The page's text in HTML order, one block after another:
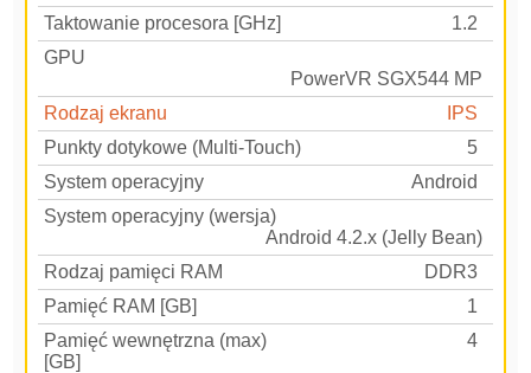
Taktowanie procesora [GHz]
1.2
GPU
PowerVR SGX544 MP
Rodzaj ekranu
IPS
Punkty dotykowe (Multi-Touch)
5
System operacyjny
Android
System operacyjny (wersja)
Android 4.2.x (Jelly Bean)
Rodzaj pamięci RAM
DDR3
Pamięć RAM [GB]
1
Pamięć wewnętrzna (max)
[GB]
4